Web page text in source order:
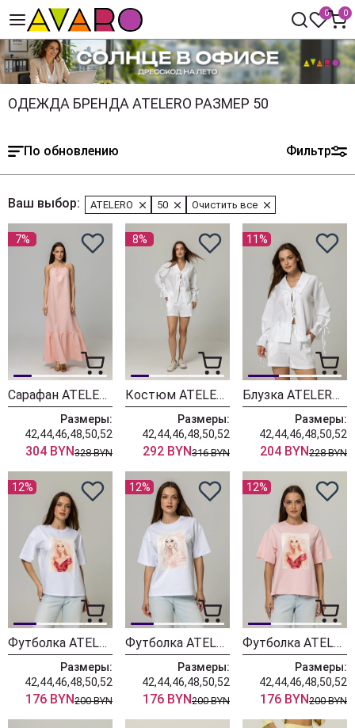
0 0
ОДЕЖДА БРЕНДА ATELERO РАЗМЕР 50
По обновлению Фильтр
Ваш выбор: ATELERO 50 Очистить все
7%
Сарафан ATELERO 1138 розовый
Размеры:
42,44,46,48,50,52
304 BYN328 BYN
8%
Костюм ATELERO 1137 белый
Размеры:
42,44,46,48,50,52
292 BYN316 BYN
11%
Блузка ATELERO 1136
Размеры:
42,44,46,48,50,52
204 BYN228 BYN
12%
Футболка ATELERO 1135Р белый
Размеры:
42,44,46,48,50,52
176 BYN200 BYN
12%
Футболка ATELERO 1135 белый
Размеры:
42,44,46,48,50,52
176 BYN200 BYN
12%
Футболка ATELERO 1134Р розовый
Размеры:
42,44,46,48,50,52
176 BYN200 BYN